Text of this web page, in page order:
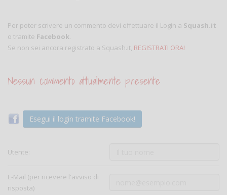
Per poter scrivere un commento devi effettuare il Login a Squash.it
o tramite Facebook.
Se non sei ancora registrato a Squash.it, REGISTRATI ORA!
Nessun commento attualmente presente
Esegui il login tramite Facebook!
Utente:
E-Mail (per ricevere l'avviso di
risposta)